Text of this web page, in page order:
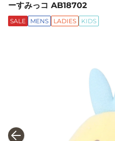
ーすみっコ AB18702
SALE MENS LADIES KIDS